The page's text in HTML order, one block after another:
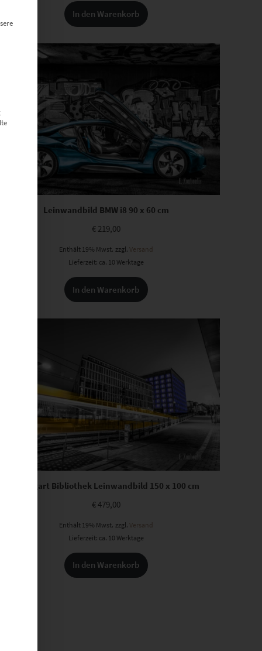
In den Warenkorb
Leinwandbild BMW i8 90 x 60 cm
€219,00
Enthält 19% Mwst. zzgl. Versand
Lieferzeit: ca. 10 Werktage
In den Warenkorb
Stuttgart Bibliothek Leinwandbild 150 x 100 cm
€479,00
Enthält 19% Mwst. zzgl. Versand
Lieferzeit: ca. 10 Werktage
In den Warenkorb